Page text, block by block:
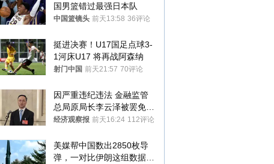
国男篮错过最强日本队
中国篮镜头 前天13:58 36评论
挺进决赛！U17国足点球3-
1河床U17 将再战阿森纳
射门中国 前天21:57 70评论
因严重违纪违法 金融监管
总局原局长李云泽被罢免全
国人大代表
经济观察报 前天16:24 112评论
美媒帮中国数出2850枚导
弹，一对比伊朗这组数据，